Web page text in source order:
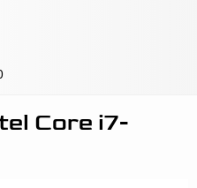
Core i7-